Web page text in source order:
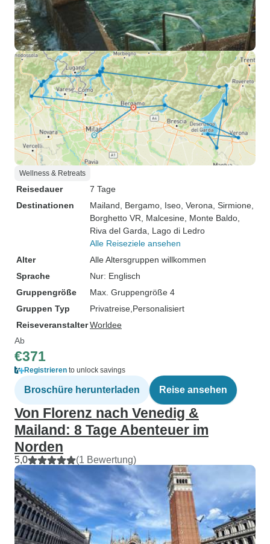
Wellness & Retreats
Reisedauer
7 Tage
Destinationen
Mailand , Bergamo , Iseo , Verona , Sirmione
Borghetto VR , Malcesine , Monte Baldo
Riva del Garda , Lago di Ledro
Alle Reiseziele ansehen
Alter
Alle Altersgruppen willkommen
Sprache
Nur: Englisch
Gruppengröße
Max. Gruppengröße 4
Gruppen Typ
Privatreise Personalisiert
ReiseveranstalterWorldee
Ab
€371
Registrieren to unlock savings
Broschüre herunterladen Reise ansehen
Von Florenz nach Venedig &
Mailand: 8 Tage Abenteuer im
Norden
5,0 (1 Bewertung)